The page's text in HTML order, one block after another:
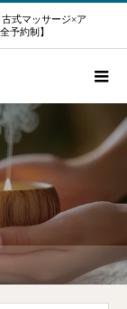
式マッサージ×ア
予約制】